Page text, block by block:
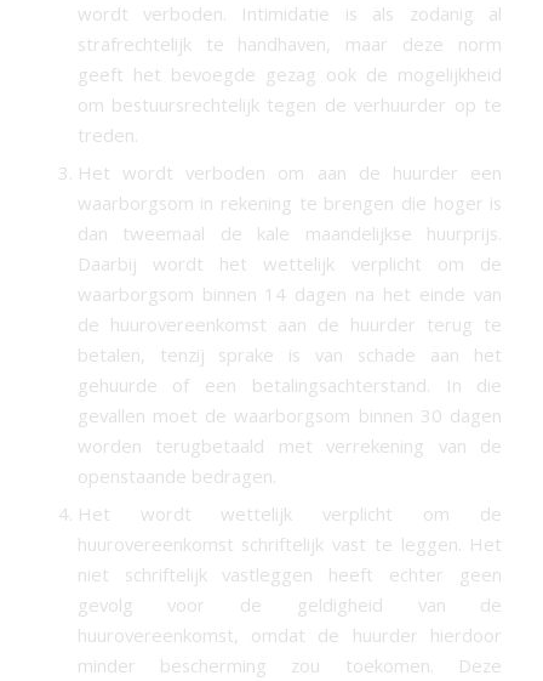
wordt verboden. Intimidatie is als zodanig al
strafrechtelijk te handhaven, maar deze norm
geeft het bevoegde gezag ook de mogelijkheid
om bestuursrechtelijk tegen de verhuurder op te
treden.
Het wordt verboden om aan de huurder een
waarborgsom in rekening te brengen die hoger is
dan tweemaal de kale maandelijkse huurprijs.
Daarbij wordt het wettelijk verplicht om de
waarborgsom binnen 14 dagen na het einde van
de huurovereenkomst aan de huurder terug te
betalen, tenzij sprake is van schade aan het
gehuurde of een betalingsachterstand. In die
gevallen moet de waarborgsom binnen 30 dagen
worden terugbetaald met verrekening van de
openstaande bedragen.
Het wordt wettelijk verplicht om de
huurovereenkomst schriftelijk vast te leggen. Het
niet schriftelijk vastleggen heeft echter geen
gevolg voor de geldigheid van de
huurovereenkomst, omdat de huurder hierdoor
minder bescherming zou toekomen. Deze